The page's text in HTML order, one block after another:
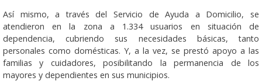
Así mismo, a través del Servicio de Ayuda a Domicilio, se
atendieron en la zona a 1.334 usuarios en situación de
dependencia, cubriendo sus necesidades básicas, tanto
personales como domésticas. Y, a la vez, se prestó apoyo a las
familias y cuidadores, posibilitando la permanencia de los
mayores y dependientes en sus municipios.